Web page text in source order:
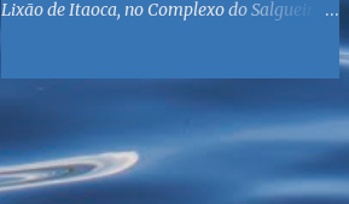
Lixão de Itaoca, no Complexo do Salgueiro,
higiênico, além de atendimento médico. O
Fórum Local espera contar com a
participação de ONGs locais e da população